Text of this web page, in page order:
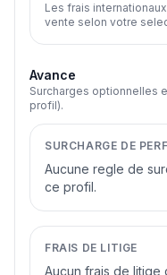
Les frais
vente selon votre
Avance
Surcharges optionnelles
profil).
SURCHARGE DE
Aucune regle de
ce profil.
FRAIS DE LITIGE
Aucun frais de litige